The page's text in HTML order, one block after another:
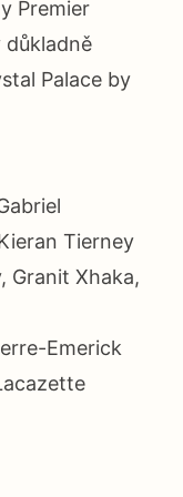
Premier
důkladně
Palace by
Tierney
Granit Xhaka,
Emerick